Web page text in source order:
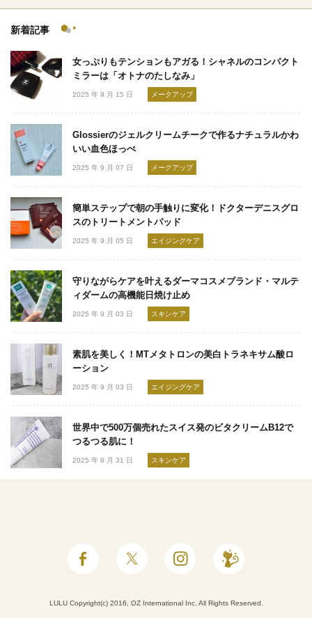
新着記事
女っぷりもテンションもアガる！シャネルのコンパクト
ミラーは「オトナのたしなみ」
2025 年 9 月 15 日 メークアップ
Glossierのジェルクリームチークで作るナチュラルかわ
いい血色ほっぺ
2025 年 9 月 07 日 メークアップ
簡単ステップで朝の手触りに変化！ドクターデニスグロ
スのトリートメントパッド
2025 年 9 月 05 日 エイジングケア
守りながらケアを叶えるダーマコスメブランド・マルテ
ィダームの高機能日焼け止め
2025 年 9 月 03 日 スキンケア
素肌を美しく！MTメタトロンの美白トラネキサム酸ロ
ーション
2025 年 9 月 03 日 エイジングケア
世界中で500万個売れたスイス発のビタクリームB12で
つるつる肌に！
2025 年 8 月 31 日 スキンケア
LULU Copyright(c) 2016, OZ International Inc. All Rights Reserved.